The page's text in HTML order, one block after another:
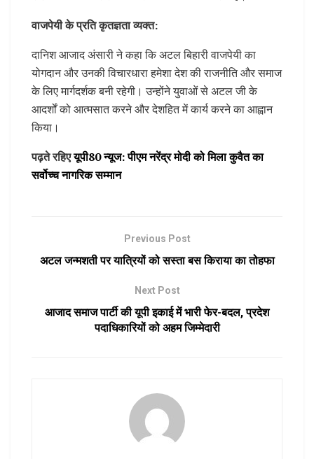
वाजपेयी के प्रति कृतज्ञता व्यक्त:
दानिश आजाद अंसारी ने कहा कि अटल बिहारी वाजपेयी का
योगदान और उनकी विचारधारा हमेशा देश की राजनीति और समाज
के लिए मार्गदर्शक बनी रहेगी। उन्होंने युवाओं से अटल जी के
आदर्शों को आत्मसात करने और देशहित में कार्य करने का आह्वान
किया।
पढ़ते रहिएयूपी80 न्यूज: पीएम नरेंद्र मोदी को मिला कुवैत का
सर्वोच्च नागरिक सम्मान
Previous Post
अटल जन्मशती पर यात्रियों को सस्ता बस किराया का तोहफा
Next Post
आजाद समाज पार्टी की यूपी इकाई में भारी फेर-बदल, प्रदेश
पदाधिकारियों को अहम जिम्मेदारी